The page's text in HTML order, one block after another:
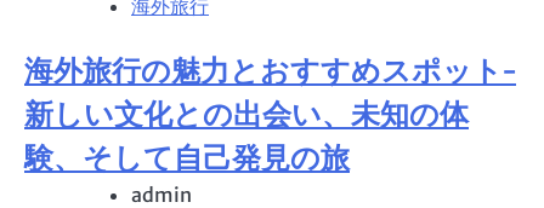
海外旅行
海外旅行の魅力とおすすめスポット-
新しい文化との出会い、未知の体
験、そして自己発見の旅
admin